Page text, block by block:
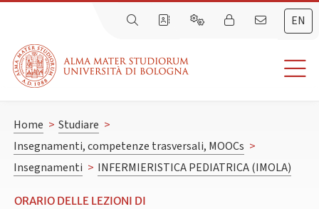
EN
Home > Studiare >
Insegnamenti, competenze trasversali, MOOCs >
Insegnamenti > INFERMIERISTICA PEDIATRICA (IMOLA)
ORARIO DELLE LEZIONI DI